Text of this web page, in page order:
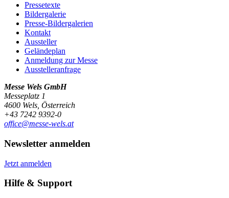
Pressetexte
Bildergalerie
Presse-Bildergalerien
Kontakt
Aussteller
Geländeplan
Anmeldung zur Messe
Ausstelleranfrage
Messe Wels GmbH
Messeplatz 1
4600 Wels, Österreich
+43 7242 9392-0
office@messe-wels.at
Newsletter anmelden
Jetzt anmelden
Hilfe & Support